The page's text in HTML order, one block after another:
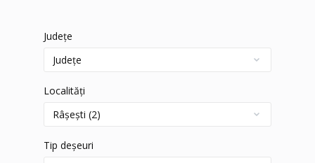
Județe
Localități
Tip deșeuri